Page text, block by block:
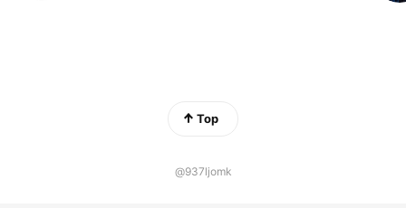
Top
@937ljomk